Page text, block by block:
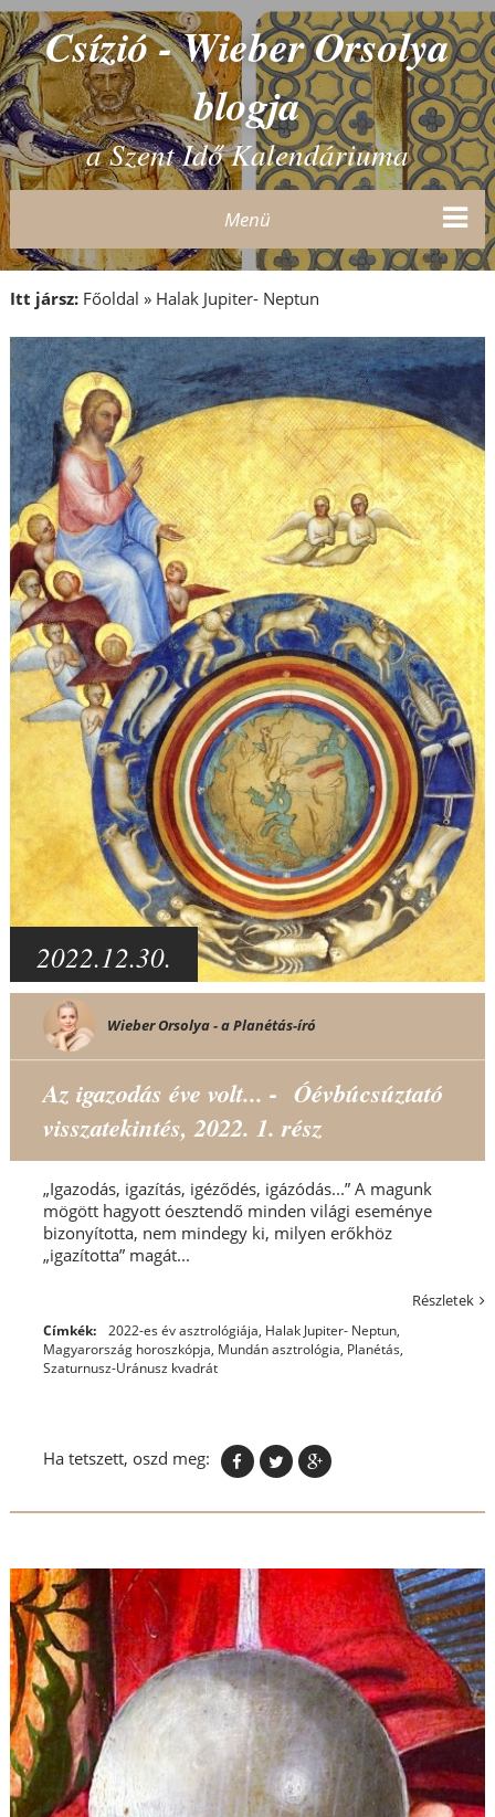
Csízió - Wieber Orsolya
blogja
a Szent Idő Kalendáriuma
Menü
Itt jársz: Főoldal » Halak Jupiter- Neptun
2022.12.30.
Wieber Orsolya - a Planétás-író
Az igazodás éve volt... - Óévbúcsúztató
visszatekintés, 2022. 1. rész
„Igazodás, igazítás, igéződés, igázódás...” A magunk
mögött hagyott óesztendő minden világi eseménye
bizonyította, nem mindegy ki, milyen erőkhöz
„igazította” magát...
Részletek
Címkék: 2022-es év asztrológiája, Halak Jupiter- Neptun,
Magyarország horoszkópja, Mundán asztrológia, Planétás,
Szaturnusz-Uránusz kvadrát
Ha tetszett, oszd meg: